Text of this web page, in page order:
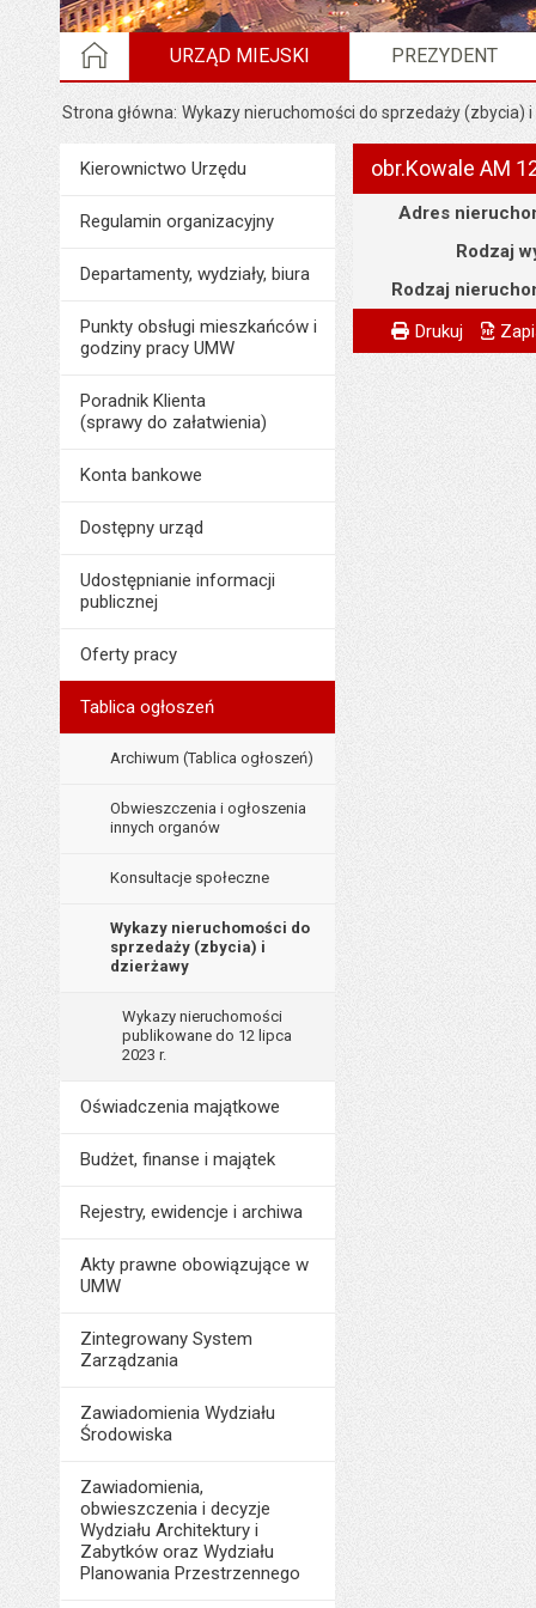
STRONA GŁÓWNA
URZĄD MIEJSKI PREZYDENT
Strona główna Wykazy nieruchomości do sprzedaży (zbycia)
MenuUrząd Miejski
Kierownictwo Urzędu
Regulamin organizacyjny
Departamenty, wydziały, biura
Punkty obsługi mieszkańców i
godziny pracy UMW
Poradnik Klienta
(sprawy do załatwienia)
Konta bankowe
Dostępny urząd
Udostępnianie informacji
publicznej
Oferty pracy
Tablica ogłoszeń
Archiwum (Tablica ogłoszeń)
Obwieszczenia i ogłoszenia
innych organów
Konsultacje społeczne
Wykazy nieruchomości do
sprzedaży (zbycia) i
dzierżawy
Wykazy nieruchomości
publikowane do 12 lipca
2023 r.
Oświadczenia majątkowe
Budżet, finanse i majątek
Rejestry, ewidencje i archiwa
Akty prawne obowiązujące w
UMW
Zintegrowany System
Zarządzania
Zawiadomienia Wydziału
Środowiska
Zawiadomienia,
obwieszczenia i decyzje
Wydziału Architektury i
Zabytków oraz Wydziału
Planowania Przestrzennego
obr.Kowale AM
SzczegółyAdres
Rodzaj
Rodzaj
Metryczka
Odpowiedzialny
Powiadom
Drukuj